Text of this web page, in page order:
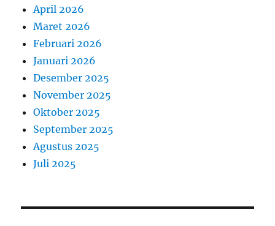
April 2026
Maret 2026
Februari 2026
Januari 2026
Desember 2025
November 2025
Oktober 2025
September 2025
Agustus 2025
Juli 2025